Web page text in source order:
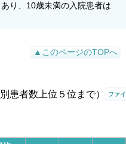
り、10歳未満の入院患者は
▲このページのTOPへ
患者数上位５位まで）
ファイ